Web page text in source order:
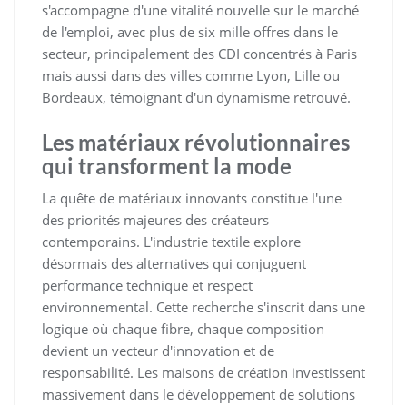
s'accompagne d'une vitalité nouvelle sur le marché
de l'emploi, avec plus de six mille offres dans le
secteur, principalement des CDI concentrés à Paris
mais aussi dans des villes comme Lyon, Lille ou
Bordeaux, témoignant d'un dynamisme retrouvé.
Les matériaux révolutionnaires
qui transforment la mode
La quête de matériaux innovants constitue l'une
des priorités majeures des créateurs
contemporains. L'industrie textile explore
désormais des alternatives qui conjuguent
performance technique et respect
environnemental. Cette recherche s'inscrit dans une
logique où chaque fibre, chaque composition
devient un vecteur d'innovation et de
responsabilité. Les maisons de création investissent
massivement dans le développement de solutions